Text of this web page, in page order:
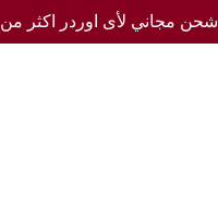
شحن مجاني لأى اوردر اكثر من 700جنية من جميلة ستور - لا تفوت العرض